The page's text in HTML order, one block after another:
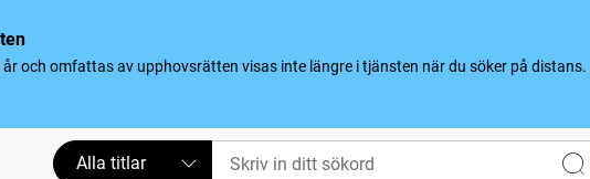
och omfattas av upphovsrätten visas inte längre i tjänsten när du söker på distans.
Alla titlar